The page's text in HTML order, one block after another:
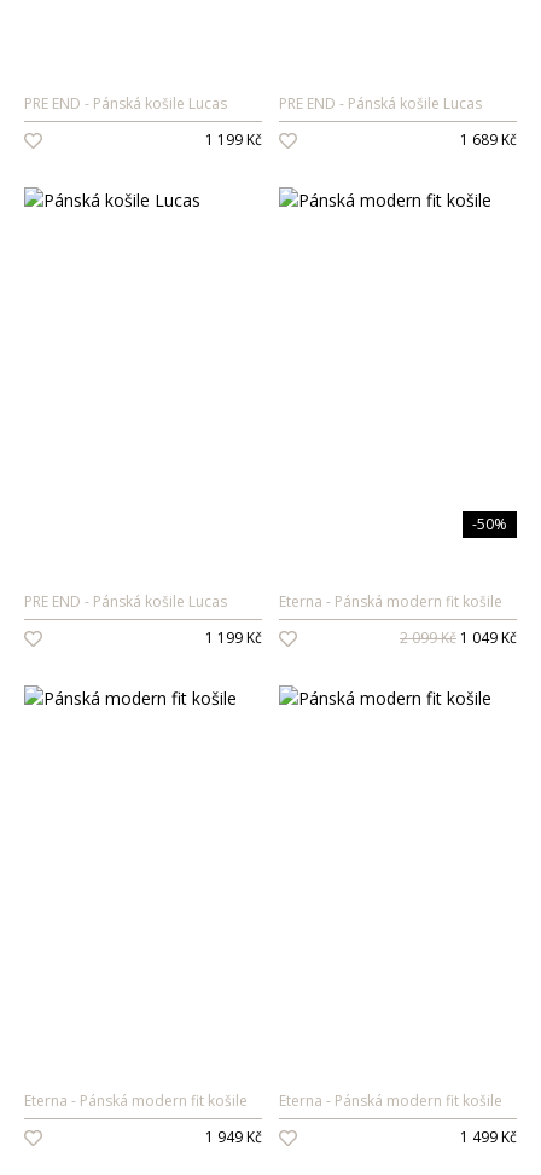
PRE END
Pánská košile Lucas
1 199 Kč
PRE END
Pánská košile Lucas
1 689 Kč
PRE END
Pánská košile Lucas
1 199 Kč
-50%
Eterna
Pánská modern fit košile
2 099 Kč 1 049 Kč
Eterna
Pánská modern fit košile
1 949 Kč
Eterna
Pánská modern fit košile
1 499 Kč